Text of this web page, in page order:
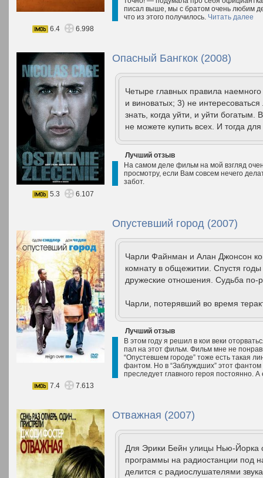
писал выше, мы с братом очень любим
что из этого получилось. Читать далее
6.4
6.998
Опасный Бангкок (2008)
Четыре главных правила
и виноватых; 3) не
знать, когда уйти, и уйти
не можете купить всех. И тогда
Лучший отзыв
На самом деле фильм на мой взгляд
просмотру, если Вам совсем нечего
забот.
5.3
6.107
Опустевший город (2007)
Чарли Файнман и Алан Джонсон
комнату в общежитии. Спустя
дружеские отношения. Судьба
Чарли, потерявший во время
Лучший отзыв
В этом году я решил в кои веки
пал на этот фильм. Фильм мне не
“Опустевшем городе” тоже есть такая
фантом. Но в “Заблуждших” этот
преследует главного героя постоянно.
7.4
7.613
Отважная (2007)
Для Эрики Бейн улицы Нью-Йорка
программы на радиостанции под
делится с радиослушателями